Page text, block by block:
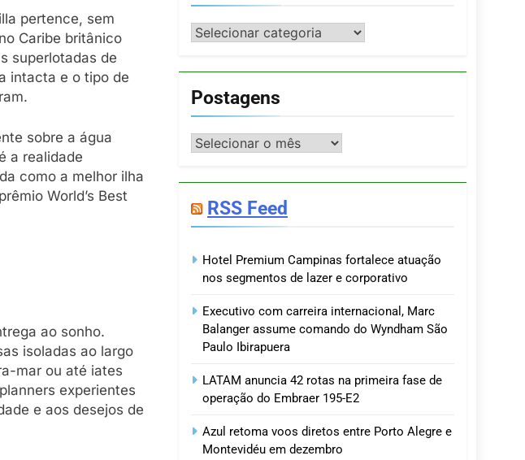
pertence, sem
Caribe britânico
superlotadas de
intacta e o tipo de
sobre a água
a realidade
como a melhor ilha
World’s Best
ao sonho.
isoladas ao largo
mar ou até iates
experientes
e aos desejos de
Categorias
Postagens
Postagens
RSS Feed
Hotel Premium Campinas fortalece atuação
nos segmentos de lazer e corporativo
Executivo com carreira internacional, Marc
Balanger assume comando do Wyndham São
Paulo Ibirapuera
LATAM anuncia 42 rotas na primeira fase de
operação do Embraer 195-E2
Azul retoma voos diretos entre Porto Alegre e
Montevidéu em dezembro